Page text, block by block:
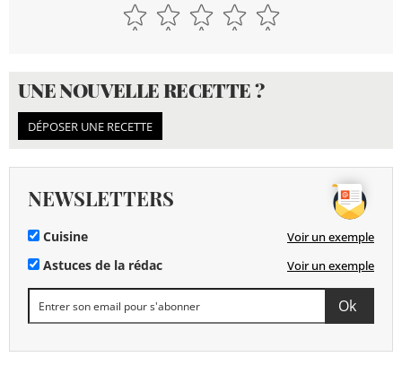
UNE NOUVELLE RECETTE ?
DÉPOSER UNE RECETTE
NEWSLETTERS
Cuisine Voir un exemple
Astuces de la rédac Voir un exemple